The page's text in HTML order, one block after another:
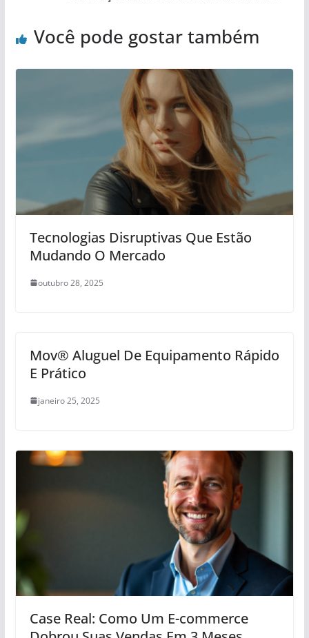
Você pode gostar também
Tecnologias Disruptivas Que Estão
Mudando O Mercado
outubro 28, 2025
Mov® Aluguel De Equipamento Rápido
E Prático
janeiro 25, 2025
Case Real: Como Um E-commerce